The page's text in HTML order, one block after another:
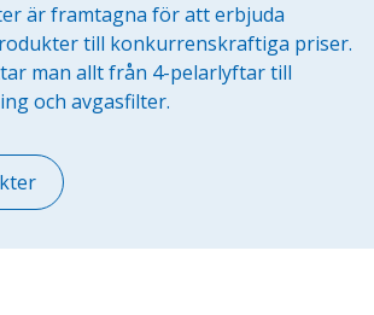
är framtagna för att erbjuda
till konkurrenskraftiga priser.
man allt från 4-pelarlyftar till
och avgasfilter.